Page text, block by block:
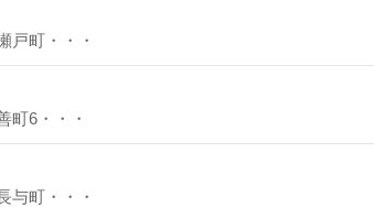
戸町・・・
町6・・・
与町・・・